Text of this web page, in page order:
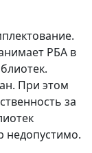
РБА в
При этом
за
недопустимо.